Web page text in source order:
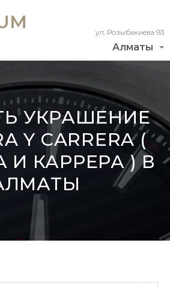
Алматы
ул. Розыбакиева 93
УКРАШЕНИЕ
Y CARRERA (
И КАРРЕРА ) В